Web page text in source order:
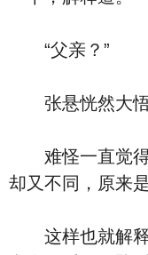
“父亲？”
张悬恍然大悟
难怪一直觉得
却又不同，原来
这样也就解释